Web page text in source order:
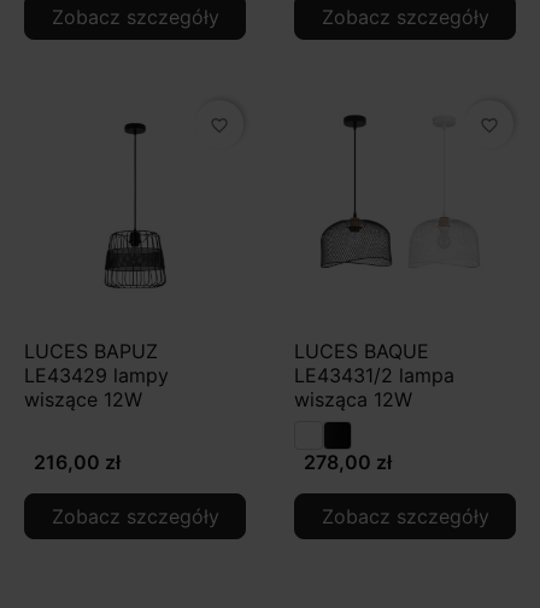
Zobacz szczegóły Zobacz szczegóły
favorite_border
LUCES BAPUZ
LE43429 lampy
wiszące 12W
216,00 zł
Zobacz szczegóły
favorite_border
LUCES BAQUE
LE43431/2 lampa
wisząca 12W
278,00 zł
Zobacz szczegóły